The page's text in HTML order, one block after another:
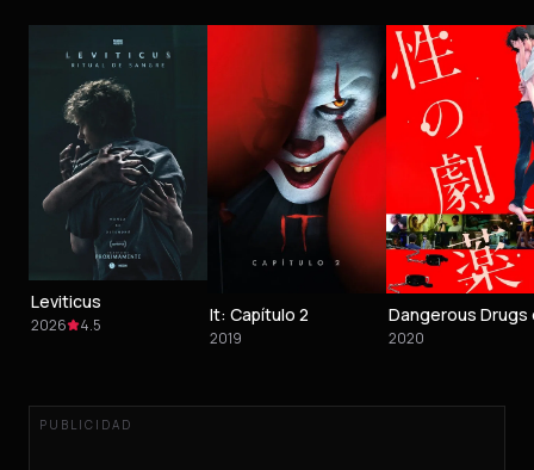
Leviticus
2026 4.5 It: Capítulo 2
2019 2020
PUBLICIDAD